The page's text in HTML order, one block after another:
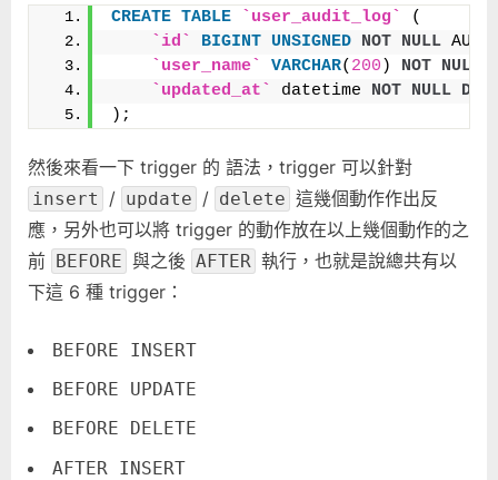
CREATE TABLE `user_audit_log`
(
`id`
BIGINT UNSIGNED NOT NULL
`user_name`
VARCHAR( 200 ) NOT NULL
`updated_at`
datetime NOT NULL
);
然後來看一下 trigger 的 語法，trigger 可以針對
insert / update / delete 這幾個動作作出反
應，另外也可以將 trigger 的動作放在以上幾個動作的之
前 BEFORE 與之後 AFTER 執行，也就是說總共有以
下這 6 種 trigger：
BEFORE INSERT
BEFORE UPDATE
BEFORE DELETE
AFTER INSERT